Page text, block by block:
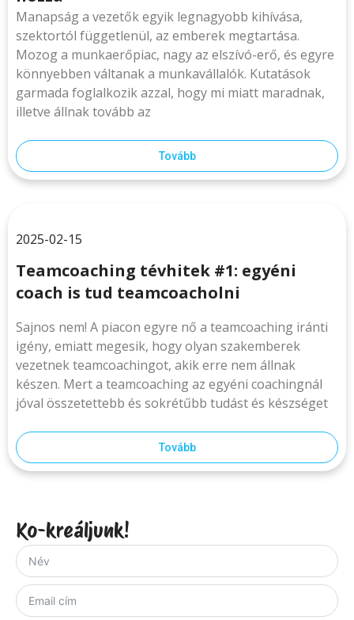
Manapság a vezetők egyik legnagyobb kihívása,
szektortól függetlenül, az emberek megtartása.
Mozog a munkaerőpiac, nagy az elszívó-erő, és egyre
könnyebben váltanak a munkavállalók. Kutatások
garmada foglalkozik azzal, hogy mi miatt maradnak,
illetve állnak tovább az
Tovább
2025-02-15
Teamcoaching tévhitek #1: egyéni
coach is tud teamcoacholni
Sajnos nem! A piacon egyre nő a teamcoaching iránti
igény, emiatt megesik, hogy olyan szakemberek
vezetnek teamcoachingot, akik erre nem állnak
készen. Mert a teamcoaching az egyéni coachingnál
jóval összetettebb és sokrétűbb tudást és készséget
Tovább
Ko-kreáljunk!